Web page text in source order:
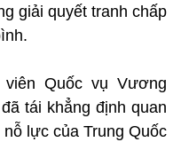
giải quyết tranh chấp
Quốc vụ Vương
tái khẳng định quan
lực của Trung Quốc